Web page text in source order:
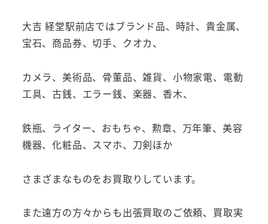
大吉 経堂駅前店ではブランド品、時計、貴金属、
宝石、商品券、切手、クオカ、
カメラ、美術品、骨董品、雑貨、小物家電、電動
工具、古銭、エラー銭、楽器、香木、
鉄瓶、ライター、おもちゃ、勲章、万年筆、美容
機器、化粧品、スマホ、刀剣ほか
さまざまなものをお買取りしています。
また遠方の方々からも出張買取のご依頼、買取実